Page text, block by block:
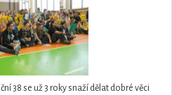
38 se už 3 roky snaží dělat dobré věci